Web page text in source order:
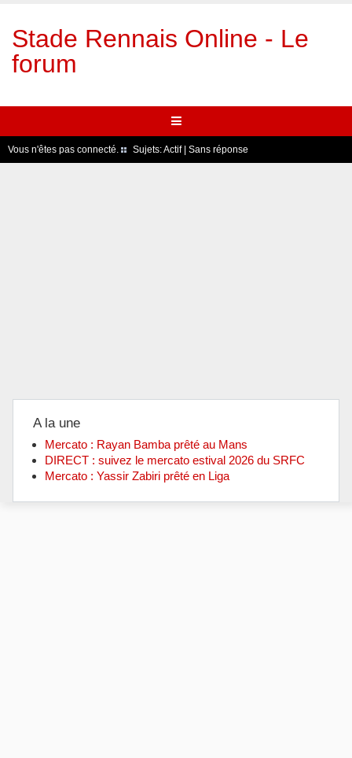
Stade Rennais Online - Le
forum
Vous n'êtes pas connecté. Sujets:Actif| Sans réponse
A la une
Mercato : Rayan Bamba prêté au Mans
DIRECT : suivez le mercato estival 2026 du SRFC
Mercato : Yassir Zabiri prêté en Liga